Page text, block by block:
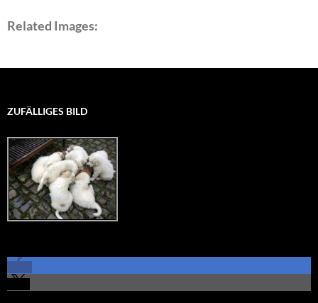
Related Images:
ZUFÄLLIGES BILD